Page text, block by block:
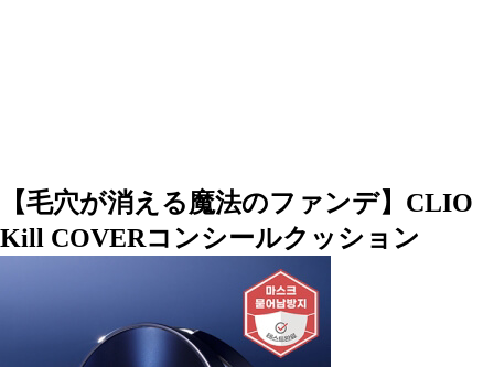
【毛穴が消える魔法のファンデ】CLIO
Kill COVERコンシールクッション